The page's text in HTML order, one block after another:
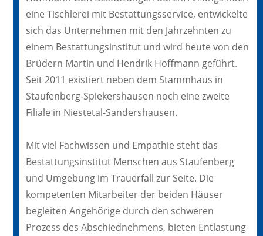
eine Tischlerei mit Bestattungsservice, entwickelte
sich das Unternehmen mit den Jahrzehnten zu
einem Bestattungsinstitut und wird heute von den
Brüdern Martin und Hendrik Hoffmann geführt.
Seit 2011 existiert neben dem Stammhaus in
Staufenberg-Spiekershausen noch eine zweite
Filiale in Niestetal-Sandershausen.
Mit viel Fachwissen und Empathie steht das
Bestattungsinstitut Menschen aus Staufenberg
und Umgebung im Trauerfall zur Seite. Die
kompetenten Mitarbeiter der beiden Häuser
begleiten Angehörige durch den schweren
Prozess des Abschiednehmens, bieten Entlastung